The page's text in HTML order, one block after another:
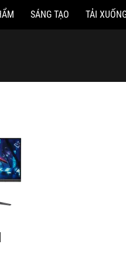
SÁNG TẠO TẢI
ROG Strix